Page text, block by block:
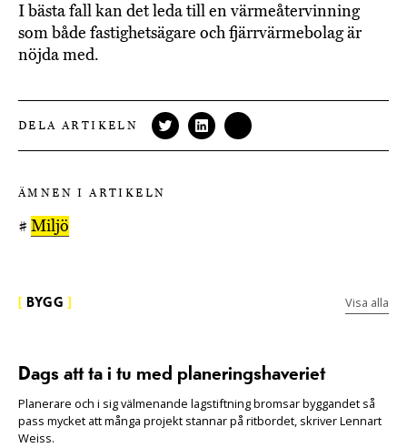
I bästa fall kan det leda till en värmeåtervinning
som både fastighetsägare och fjärrvärmebolag är
nöjda med.
DELA ARTIKELN
ÄMNEN I ARTIKELN
# Miljö
BYGG Visa alla
Dags att ta i tu med planeringshaveriet
Planerare och i sig välmenande lagstiftning bromsar byggandet så
pass mycket att många projekt stannar på ritbordet, skriver Lennart
Weiss.